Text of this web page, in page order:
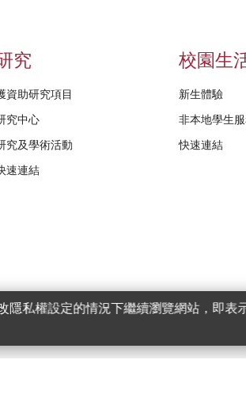
私權設定的情況下繼續瀏覽網站，即表
究
資助研究項目
究中心
究及學術活動
速連結
校園生
新生體驗
非本地學生
快速連結